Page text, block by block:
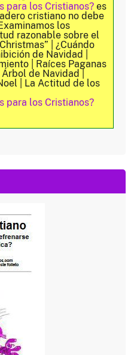
para los Cristianos? es
cristiano no debe
los
razonable sobre el
| ¿Cuándo
de Navidad |
| Raíces Paganas
de Navidad |
| La Actitud de los
para los Cristianos?